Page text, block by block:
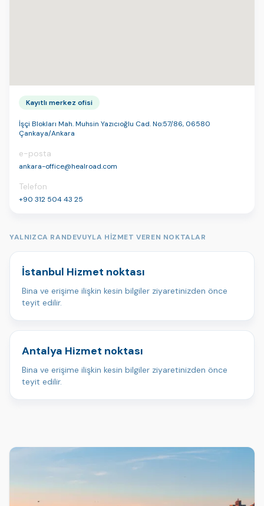
Kayıtlı merkez ofisi
İşçi Blokları Mah. Muhsin Yazıcıoğlu Cad. No:57/86, 06580
Çankaya/Ankara
e-posta
ankara-office@healroad.com
Telefon
+90 312 504 43 25
YALNIZCA RANDEVUYLA HIZMET VEREN NOKTALAR
İstanbul Hizmet noktası
Bina ve erişime ilişkin kesin bilgiler ziyaretinizden önce
teyit edilir.
Antalya Hizmet noktası
Bina ve erişime ilişkin kesin bilgiler ziyaretinizden önce
teyit edilir.